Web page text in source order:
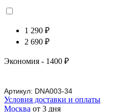
1 290 ₽
2 690 ₽
Экономия - 1400 ₽
Артикул: DNA003-34
Условия доставки и оплаты
Москва от 3 дня